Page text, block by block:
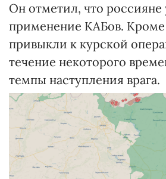
Он отметил, что россияне
применение КАБов. Кроме
привыкли к курской
течение некоторого
темпы наступления врага.